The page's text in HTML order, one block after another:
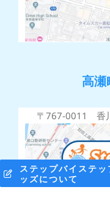
ステップバイステッ
ッズについて
高瀬
〒767-0011 香